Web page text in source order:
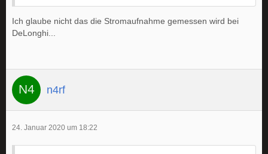
Ich glaube nicht das die Stromaufnahme gemessen wird bei
DeLonghi...
n4rf
24. Januar 2020 um 18:22